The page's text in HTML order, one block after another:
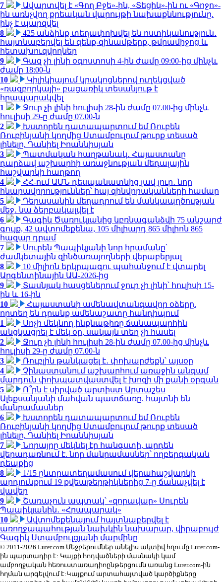
7
Ավարտվել է «Գող Բջե»-ին, «Տեցիկ»-ին ու «Գոջո»-
ին առնչվող քրեական վարույթի նախաքննությունը.
ինչ է պարզվել
8
425 անձինք տեղափոխվել են ոստիկանություն․
հայտնաբերվել են զենք-զինամթերք, թմրամիջոց և
հետախուզվողներ
9
Գազ չի լինի օգոստոսի 4-ին ժամը 09:00-ից մինչև
ժամը 18:00-ն
10
Կիլիկիայում կրակոցներով ուղեկցված
«ռազբորկայի» բացառիկ տեսանյութ է
հրապարակվել
1
Ջուր չի լինի հուլիսի 28-ին ժամը 07.00-ից մինչև
հուլիսի 29-ը ժամը 07.00-ն
2
Խստորեն դատապարտում եմ Ռուբեն
Ռուբինյանի կողմից Ստամբուլում թուրք տեսած
լինելը. Դանիել Իոաննիսյան
3
Պատմական հաղթանակ․ Հայաստանը
դարձավ աշխարհի առաջնության մեդալային
հաշվարկի հաղթող
4
ՀՀ-ում ԱՄՆ դեսպանատնից լավ լուր․ նոր
հնարավորություններ՝ հայ զինվորականների համար
5
Դերասանին մեղադրում են մանկապղծության
մեջ․ նա ձերբակալվել է
6
Գագիկ Ծառուկյանից կբռնագանձվի 75 անշարժ
գույք, 42 ավտոմեքենա, 105 միլիարդ 865 միլիոն 865
հազար դրամ
7
Սուրեն Պապիկյանի նոր հրամանը՝
ժամկետային զինծառայողների վերաբերյալ
8
10 միլիոն երկրպագու պահանջում է վտարել
Արգենտինային ԱԱ-2026-ից
9
Տասնյակ հասցեներում ջուր չի լինի՝ հուլիսի 15-
ին և 16-ին
10
Հայաստանի ամենավտանգավոր օձերը.
որտեղ են դրանք ամենաշատը հանդիպում
1
Սոչի մեկնող ինքնաթիռը ճանապարհին
անցկացրել է մեկ օր, սակայն տեղ չի հասել
2
Ջուր չի լինի հուլիսի 28-ին ժամը 07.00-ից մինչև
հուլիսի 29-ը ժամը 07.00-ն
3
Ռուբլին թանկացել է․ փոխարժեքն՝ այսօր
4
Չինաստանում աշխարհում առաջին անգամ
մարդուն փոխպատվաստվել է խոզի մի քանի օրգան
5
Ո՞րն է սիրված արտիստ Արտաշես
Ալեքսանյանի մահվան պատճառը. հայտնի են
մանրամասներ
6
Խստորեն դատապարտում եմ Ռուբեն
Ռուբինյանի կողմից Ստամբուլում թուրք տեսած
լինելը. Դանիել Իոաննիսյան
7
Նորայրը մեկնել էր հանգստի, արդեն
վերադառնում է. նոր մանրամասներ՝ ողբերգական
դեպքից
8
1/15 ընտրատեղամասում վերահաշվարկի
արդյունքում 19 քվեաթերթիկներից 7-ը ճանաչվել է
վավեր
9
Շառաչուն ապտակ՝ «զորավար» Սուրեն
Պապիկյանին․ «Հրապարակ»
10
Ավտոմեքենայում հայտնաբերվել է
առողջապահության նախկին նախարար, վիրաբույժ
Գագիկ Ստամբուլցյանի մարմինը
© 2011-2026 Lurer.com Մեջբերումներ անելիս ակտիվ հղումը Lurer.com-
ին պարտադիր է: Կայքի հոդվածների մասնակի կամ
ամբողջական հեռուստառադիոընթերցումն առանց Lurer.com-ին
հղման արգելվում է:Կայքում արտահայտված կարծիքները